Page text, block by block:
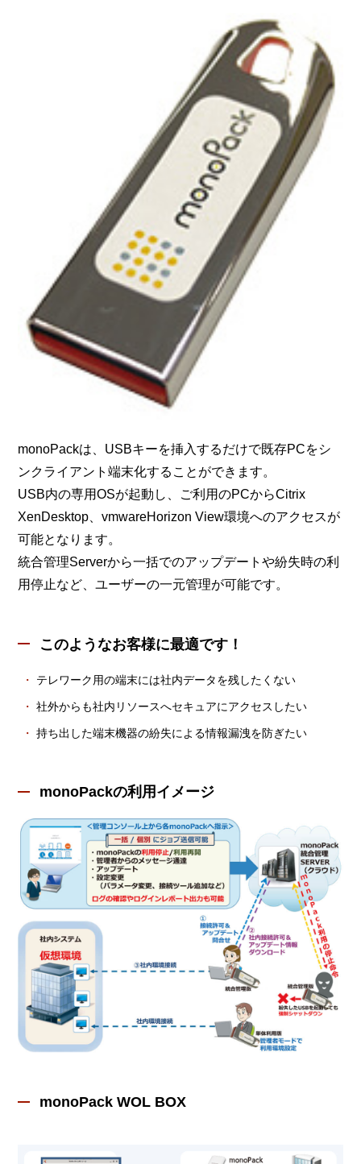
monoPackは、USBキーを挿入するだけで既存PCをシ
ンクライアント端末化することができます。
USB内の専用OSが起動し、ご利用のPCからCitrix
XenDesktop、vmwareHorizon View環境へのアクセスが
可能となります。
統合管理Serverから一括でのアップデートや紛失時の利
用停止など、ユーザーの一元管理が可能です。
このようなお客様に最適です！
テレワーク用の端末には社内データを残したくない
社外からも社内リソースへセキュアにアクセスしたい
持ち出した端末機器の紛失による情報漏洩を防ぎたい
monoPackの利用イメージ
monoPack WOL BOX